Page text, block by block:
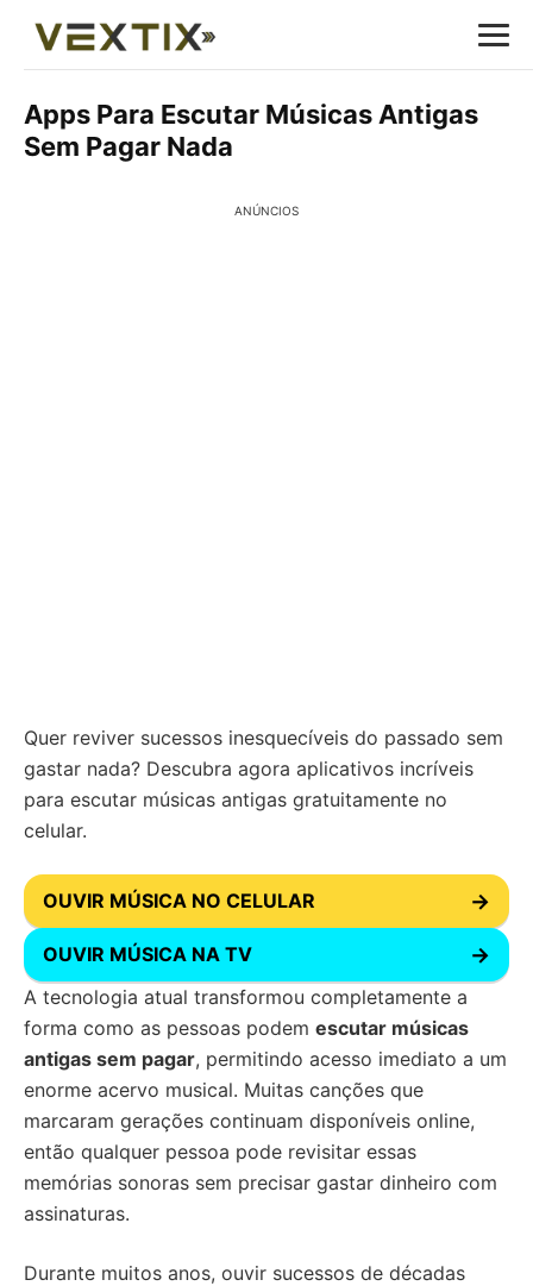
Apps Para Escutar Músicas Antigas
Sem Pagar Nada
ANÚNCIOS
Quer reviver sucessos inesquecíveis do passado sem
gastar nada? Descubra agora aplicativos incríveis
para escutar músicas antigas gratuitamente no
celular.
OUVIR MÚSICA NO CELULAR →
OUVIR MÚSICA NA TV →
A tecnologia atual transformou completamente a
forma como as pessoas podem escutar músicas
antigas sem pagar, permitindo acesso imediato a um
enorme acervo musical. Muitas canções que
marcaram gerações continuam disponíveis online,
então qualquer pessoa pode revisitar essas
memórias sonoras sem precisar gastar dinheiro com
assinaturas.
Durante muitos anos, ouvir sucessos de décadas